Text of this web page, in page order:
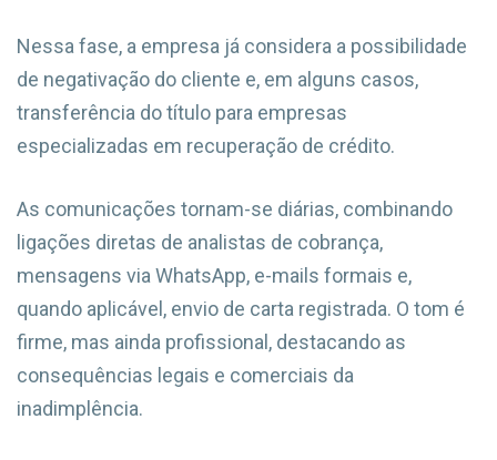
Nessa fase, a empresa já considera a possibilidade
de negativação do cliente e, em alguns casos,
transferência do título para empresas
especializadas em recuperação de crédito.
As comunicações tornam-se diárias, combinando
ligações diretas de analistas de cobrança,
mensagens via WhatsApp, e-mails formais e,
quando aplicável, envio de carta registrada. O tom é
firme, mas ainda profissional, destacando as
consequências legais e comerciais da
inadimplência.